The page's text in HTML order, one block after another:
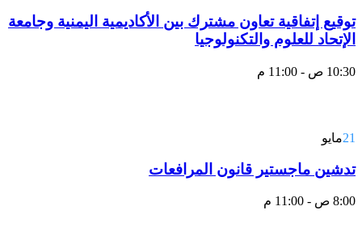
توقيع إتفاقية تعاون مشترك بين الأكاديمية اليمنية وجامعة
الإتحاد للعلوم والتكنولوجيا
10:30 ص - 11:00 م
21مايو
تدشين ماجستير قانون المرافعات
8:00 ص - 11:00 م